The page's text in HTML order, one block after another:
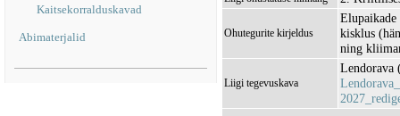
Kaitsekorralduskavad
Abimaterjalid Ohutegurite kirjeldus
kisklus
ning
Liigi tegevuskava
Lendorava